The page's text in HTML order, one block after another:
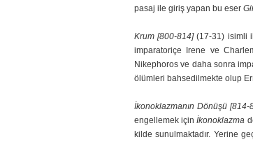
pasaj ile giriş yapan bu eser
Krum [800-814](17-31) isimli
imparatoriçe Irene ve
Nikephoros ve daha sonra
ölümleri bahsedilmekte olup
İkonoklazmanın Dönüşü
engellemek içinİkonoklazma
kilde sunulmaktadır. Yerine